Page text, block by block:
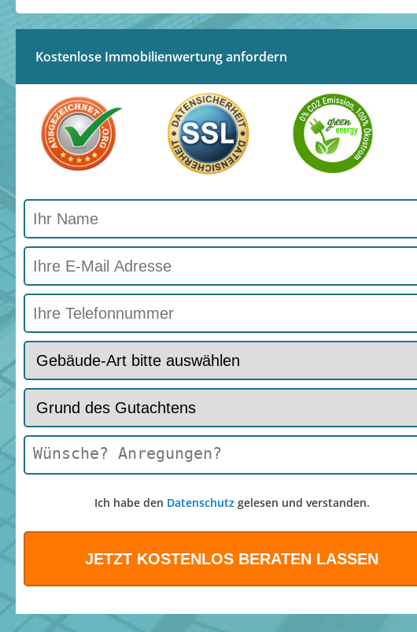
Kostenlose Immobilienwertung anfordern
Ich habe den Datenschutzgelesen und verstanden.